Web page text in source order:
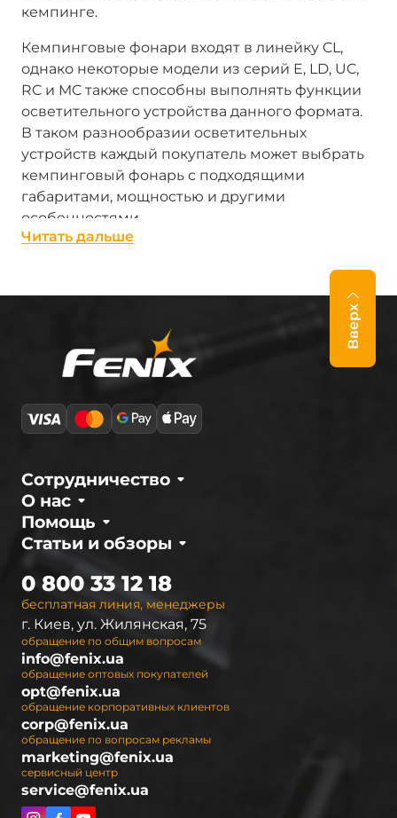
кемпинге.
Кемпинговые фонари входят в линейку CL,
однако некоторые модели из серий E, LD, UC,
RC и MC также способны выполнять функции
осветительного устройства данного формата.
В таком разнообразии осветительных
устройств каждый покупатель может выбрать
кемпинговый фонарь с подходящими
габаритами, мощностью и другими
особенностями.
кемпинговых фонарей Fenix
в список самых популярных
фонарей для кемпинга
модели Fenix CL20R, CL26R и CL30R.
Их ключевая особенность — режимы с мягким
освещением на 360°, которое качественно
дистанции без эффекта ослепления
отдыхающих. Отличие фонарей заключается в
мощности встроенных светодиодов, радиусе
действия освещения и количестве вариантов
света.
Для кемпинга также многие люди хотят
хороший ручной фонарьили
фонарик, которые также можно найти на
нашем сайте.
Fenix CL20R
Это самый простой вариант кемпингового
фонаря с максимально устойчивой
конструкцией, которая не боится
механического воздействия и воды.
Читать дальше
Вверх
О нас
Сотрудничество
Статьи и обзоры
Помощь
бесплатная линия, менеджеры
0 800 33 12 18
г. Киев, ул. Жилянская, 75
обращение по общим вопросам
info@fenix.ua
обращение оптовых покупателей
opt@fenix.ua
обращение корпоративных клиентов
corp@fenix.ua
обращение по вопросам рекламы
marketing@fenix.ua
сервисный центр
service@fenix.ua